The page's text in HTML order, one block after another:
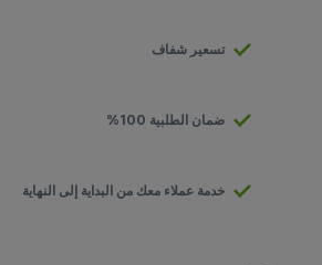
تسعير شفاف
ضمان الطلبية 100%
خدمة عملاء معك من البداية إلى النهاية